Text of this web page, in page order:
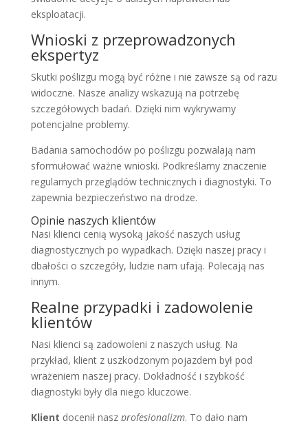
eksploatacji.
Wnioski z przeprowadzonych
ekspertyz
Skutki poślizgu mogą być różne i nie zawsze są od razu
widoczne. Nasze analizy wskazują na potrzebę
szczegółowych badań. Dzięki nim wykrywamy
potencjalne problemy.
Badania samochodów po poślizgu pozwalają nam
sformułować ważne wnioski. Podkreślamy znaczenie
regularnych przeglądów technicznych i diagnostyki. To
zapewnia bezpieczeństwo na drodze.
Opinie naszych klientów
Nasi klienci cenią wysoką jakość naszych usług
diagnostycznych po wypadkach. Dzięki naszej pracy i
dbałości o szczegóły, ludzie nam ufają. Polecają nas
innym.
Realne przypadki i zadowolenie
klientów
Nasi klienci są zadowoleni z naszych usług. Na
przykład, klient z uszkodzonym pojazdem był pod
wrażeniem naszej pracy. Dokładność i szybkość
diagnostyki były dla niego kluczowe.
Klient docenił nasz profesjonalizm. To dało nam